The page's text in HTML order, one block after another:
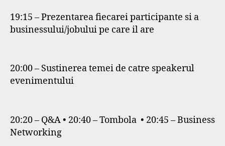
19:15 – Prezentarea fiecarei participante si a
businessului/jobului pe care il are
20:00 – Sustinerea temei de catre speakerul
evenimentului
20:20 – Q&A • 20:40 – Tombola • 20:45 – Business
Networking